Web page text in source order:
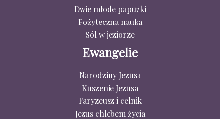
Dwie młode papużki
Pożyteczna nauka
Sól w jeziorze
Ewangelie
Narodziny Jezusa
Kuszenie Jezusa
Faryzeusz i celnik
Jezus chlebem życia